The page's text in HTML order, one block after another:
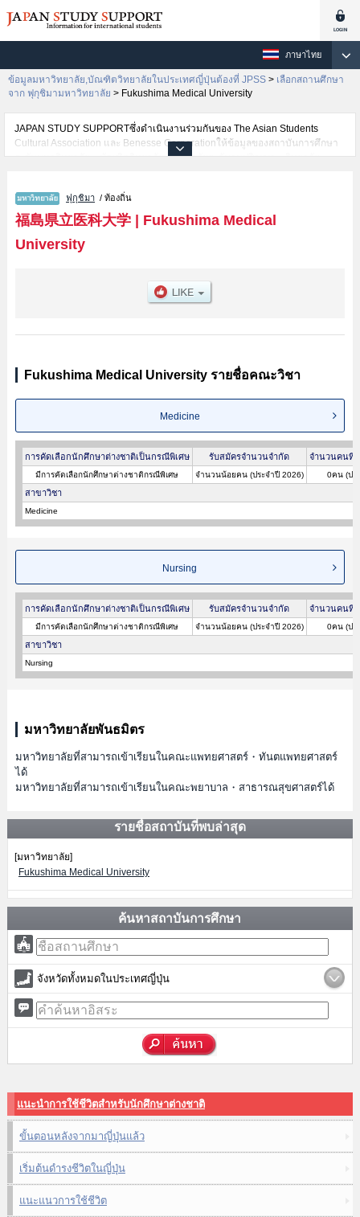
ภาษาไทย
ข้อมูลมหาวิทยาลัย,บัณฑิตวิทยาลัยในประเทศญี่ปุ่นต้องที่ JPSS > เลือกสถานศึกษา
จาก ฟุกุชิมามหาวิทยาลัย > Fukushima Medical University
JAPAN STUDY SUPPORTซึ่งดำเนินงานร่วมกันของ The Asian Students
Cultural Association และ Benesse Corporationให้ข้อมูลของสถาบันการศึกษา
ระดับมหาวิทยาลัย・บัณฑิตวิทยาลัย・วิทยาลัยระดับอนุปริญญา・วิทยาลัย
นักศึกษาต่างชาติเช่นข้อมูลของแต่ละคณะ,ข้อมูลการสอบคัดเลือกเข้าศึกษาเช่น
จำนวนคนที่รับสมัครหรือจำนวนคนที่ผ่านการสอบคัดเลือกเป็นต้น,แนะนำสถาน
ที่,การเดินทางเป็นต้นไว้ด้วยดังนั้นขอเชิญใช้บริการค้นหาข้อมูลตามอัธยาศัย
ฟุกุชิมา / ท้องถิ่น
福島県立医科大学| Fukushima Medical
University
Fukushima Medical University รายชื่อคณะวิชา
Medicine
การคัดเลือกนักศึกษาต่างชาติเป็นกรณีพิเศษ รับสมัครจำนวนจำกัด จำนวนคนที่
มีการคัดเลือกนักศึกษาต่างชาติกรณีพิเศษ จำนวนน้อยคน (ประจำปี 2026) 0คน (ปร
สาขาวิชา
Medicine
Nursing
การคัดเลือกนักศึกษาต่างชาติเป็นกรณีพิเศษ รับสมัครจำนวนจำกัด จำนวนคนที่
มีการคัดเลือกนักศึกษาต่างชาติกรณีพิเศษ จำนวนน้อยคน (ประจำปี 2026) 0คน (ปร
สาขาวิชา
Nursing
มหาวิทยาลัยพันธมิตร
มหาวิทยาลัยที่สามารถเข้าเรียนในคณะแพทยศาสตร์・ทันตแพทยศาสตร์
ได้
มหาวิทยาลัยที่สามารถเข้าเรียนในคณะพยาบาล・สาธารณสุขศาสตร์ได้
รายชื่อสถาบันที่พบล่าสุด
[มหาวิทยาลัย]
Fukushima Medical University
ค้นหาสถาบันการศึกษา
จังหวัดทั้งหมดในประเทศญี่ปุ่น
แนะนำการใช้ชีวิตสำหรับนักศึกษาต่างชาติ
ขั้นตอนหลังจากมาญี่ปุ่นแล้ว
เริ่มต้นดำรงชีวิตในญี่ปุ่น
แนะแนวการใช้ชีวิต